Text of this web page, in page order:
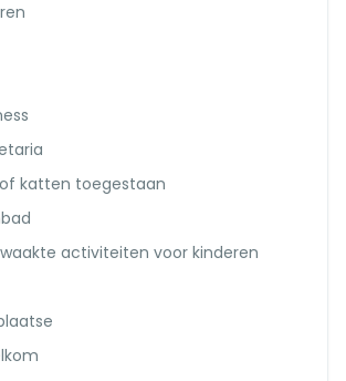
katten toegestaan
activiteiten voor kinderen